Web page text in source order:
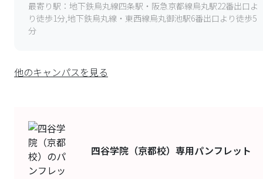
最寄り駅： 地下鉄烏丸線四条駅・阪急京都線烏丸駅22番出口よ
り徒歩1分,地下鉄烏丸線・東西線烏丸御池駅6番出口より徒歩5
分
他のキャンパスを見る
四谷学院（京都校） 専用パンフレット